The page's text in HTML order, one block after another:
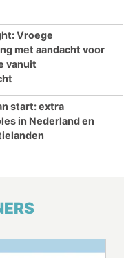
Vroege
met aandacht voor
vanuit
start: extra
in Nederland en